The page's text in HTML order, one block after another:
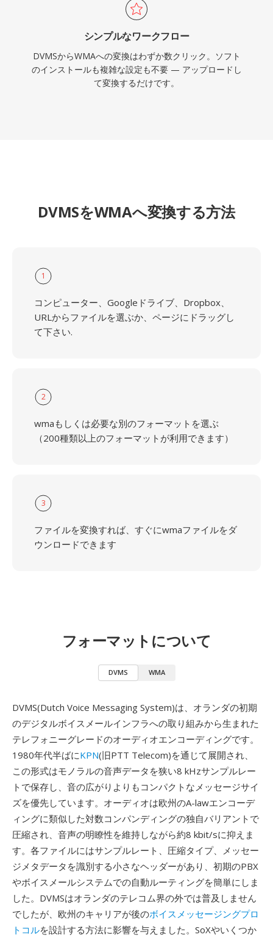
シンプルなワークフロー
DVMSからWMAへの変換はわずか数クリック。ソフト
のインストールも複雑な設定も不要 — アップロードし
て変換するだけです。
DVMSをWMAへ変換する方法
1
コンピューター、Googleドライブ、Dropbox、
URLからファイルを選ぶか、ページにドラッグし
て下さい.
2
wmaもしくは必要な別のフォーマットを選ぶ
（200種類以上のフォーマットが利用できます）
3
ファイルを変換すれば、すぐにwmaファイルをダ
ウンロードできます
フォーマットについて
DVMS WMA
DVMS(Dutch Voice Messaging System)は、オランダの初期
のデジタルボイスメールインフラへの取り組みから生まれた
テレフォニーグレードのオーディオエンコーディングです。
1980年代半ばにKPN(旧PTT Telecom)を通じて展開され、
この形式はモノラルの音声データを狭い8 kHzサンプルレー
トで保存し、音の広がりよりもコンパクトなメッセージサイ
ズを優先しています。オーディオは欧州のA-lawエンコーデ
ィングに類似した対数コンパンディングの独自バリアントで
圧縮され、音声の明瞭性を維持しながら約8 kbit/sに抑えま
す。各ファイルにはサンプルレート、圧縮タイプ、メッセー
ジメタデータを識別する小さなヘッダーがあり、初期のPBX
やボイスメールシステムでの自動ルーティングを簡単にしま
した。DVMSはオランダのテレコム界の外では普及しません
でしたが、欧州のキャリアが後のボイスメッセージングプロ
トコルを設計する方法に影響を与えました。SoXやいくつか